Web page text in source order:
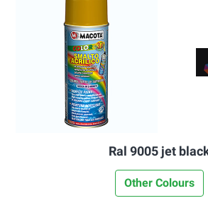
Ral 9005 jet
Other Colours